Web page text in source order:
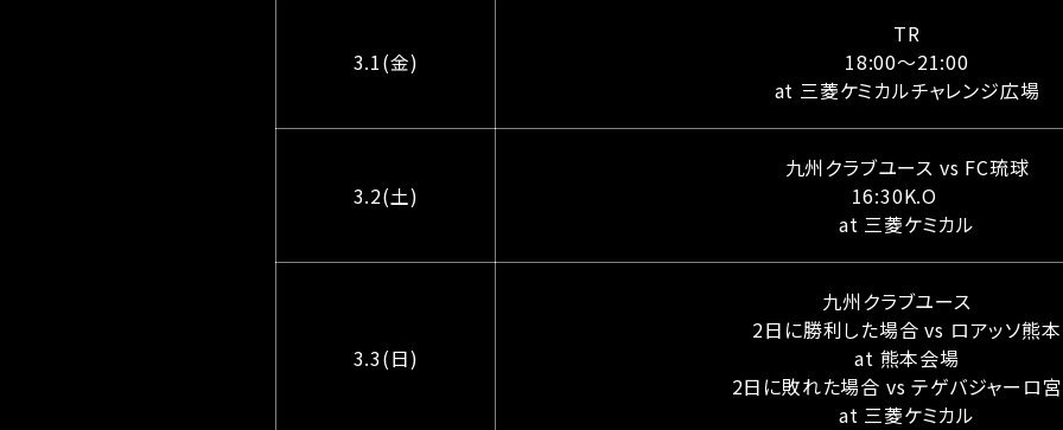
3.1(金)
TR
18:00〜21:00
at 三菱ケミカルチャレンジ広場
3.2(土)
九州クラブユース vs FC琉球
16:30K.O
at 三菱ケミカル
3.3(日)
九州クラブユース
2日に勝利した場合 vs ロアッソ熊本
at 熊本会場
2日に敗れた場合 vs テゲバジャーロ
at 三菱ケミカル